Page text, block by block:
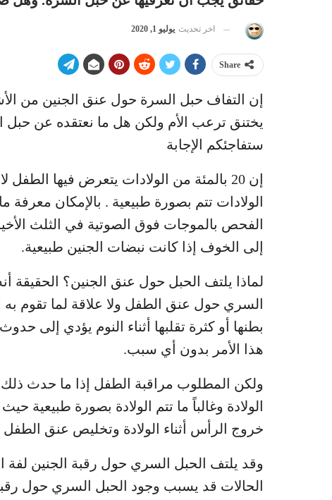
اخر تحديث يوليو 1, 2020
Share
إن التفاف حبل السرة حول عنق الجنين من
يختنق ترعب الأم ولكن هل ما نعتقده عن
ستفاجئكم الإجابة
إن 20 بالمئة من الولادات يتعرض فيها
الولادات تتم بصورة طبيعية . بالإمكان
الفحص بالموجات فوق الصوتية في الثلث
إلى الخوف إذا كانت نبضات الجنين طبيعية.
لماذا يلتف الحبل حول عنق الجنين؟ الحقيقة
السري حول عنق الطفل ولا علاقة لما تقوم به
بطنها أو كثرة تقلبها أثناء النوم يؤدي إلى
هذا الأمر بدون أي سبب.
ولكن المطلوب مراقبة الطفل إذا ما حدث
الولادة وغالباً ما تتم الولادة بصورة
خروج الرأس أثناء الولادة وتخليص عنق الطفل
وقد يلتف الحبل السري حول رقبة الجنين لفة
الحالات قد يسبب وجود الحبل السري حول